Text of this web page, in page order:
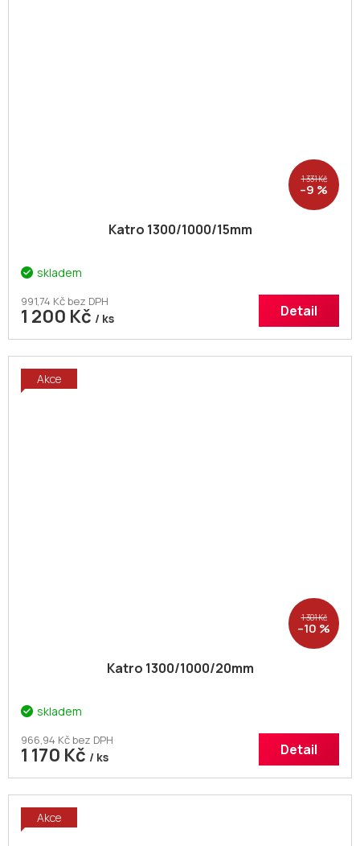
1 331 Kč
–9 %
Katro 1300/1000/15mm
skladem
991,74 Kč bez DPH
1 200 Kč / ks Detail
Akce
1 301 Kč
–10 %
Katro 1300/1000/20mm
skladem
966,94 Kč bez DPH
1 170 Kč / ks Detail
Akce